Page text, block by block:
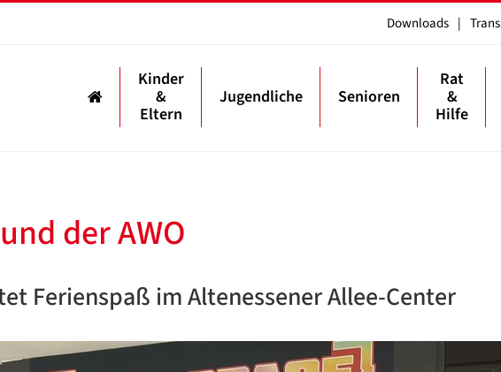
Downloads |
Kinder
&
Eltern
Jugendliche Senioren
Rat
&
Hilfe
der AWO
Ferienspaß im Altenessener Allee-Center